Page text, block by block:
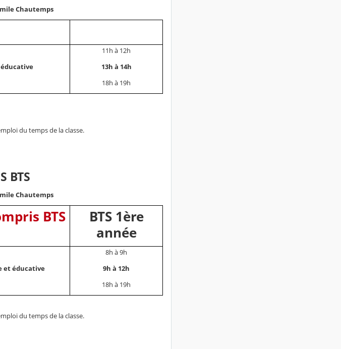
Chautemps
éducative
11h à 12h
13h à 14h
18h à 19h
du temps de la classe.
BTS
Chautemps
BTS
BTS 1ère
année
et éducative
8h à 9h
9h à 12h
18h à 19h
du temps de la classe.